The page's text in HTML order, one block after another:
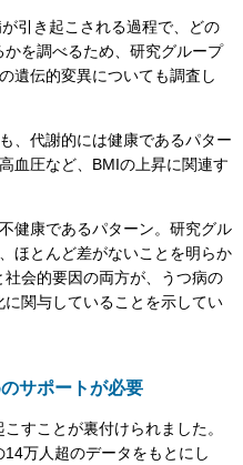
引き起こされる過程で、どの
を調べるため、研究グループ
遺伝的変異についても調査し
、代謝的には健康であるパター
血圧など、BMIの上昇に関連す
健康であるパターン。研究グル
ほとんど差がないことを明らか
会的要因の両方が、うつ病の
関与していることを示してい
サポートが必要
すことが裏付けられました。
万人超のデータをもとにし